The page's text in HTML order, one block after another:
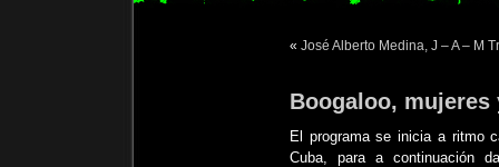
« José Alberto Medina, J – A – M
Boogaloo, mujeres
El programa se inicia a ritmo
Cuba, para a continuación